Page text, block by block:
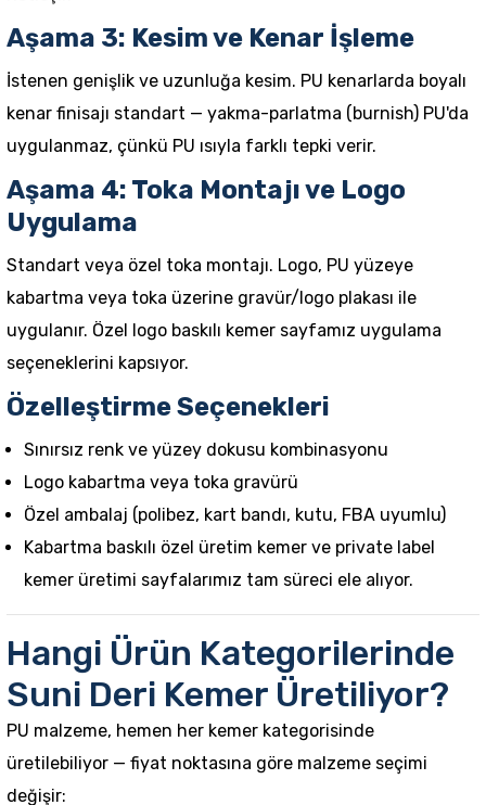
Aşama 3: Kesim ve Kenar İşleme
İstenen genişlik ve uzunluğa kesim. PU kenarlarda boyalı
kenar finisajı standart — yakma-parlatma (burnish) PU'da
uygulanmaz, çünkü PU ısıyla farklı tepki verir.
Aşama 4: Toka Montajı ve Logo
Uygulama
Standart veya özel toka montajı. Logo, PU yüzeye
kabartma veya toka üzerine gravür/logo plakası ile
uygulanır. Özel logo baskılı kemer sayfamız uygulama
seçeneklerini kapsıyor.
Özelleştirme Seçenekleri
Sınırsız renk ve yüzey dokusu kombinasyonu
Logo kabartma veya toka gravürü
Özel ambalaj (polibez, kart bandı, kutu, FBA uyumlu)
Kabartma baskılı özel üretim kemer ve private label
kemer üretimi sayfalarımız tam süreci ele alıyor.
Hangi Ürün Kategorilerinde
Suni Deri Kemer Üretiliyor?
PU malzeme, hemen her kemer kategorisinde
üretilebiliyor — fiyat noktasına göre malzeme seçimi
değişir: